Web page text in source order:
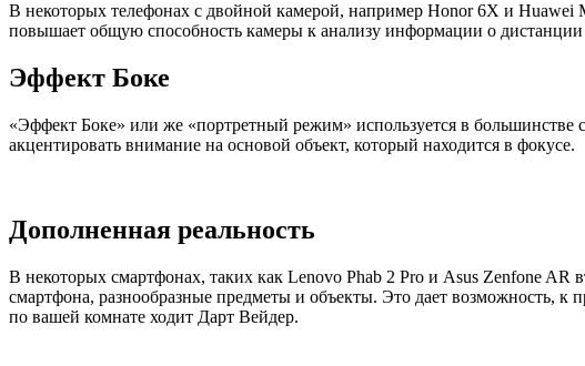
В некоторых телефонах с двойной камерой, например Honor 6X и Huawei
повышает общую способность камеры к анализу информации о дистанции
Эффект Боке
«Эффект Боке» или же «портретный режим» используется в
акцентировать внимание на основой объект, который находится в фокусе.
Дополненная реальность
В некоторых смартфонах, таких как Lenovo Phab 2 Pro и Asus Zenfone AR
смартфона, разнообразные предметы и объекты. Это дает возможность, к
по вашей комнате ходит Дарт Вейдер.